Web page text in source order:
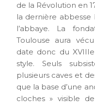
de la Révolution en
la dernière
l’abbaye. La
Toulouse aura
date donc du
style. Seuls
plusieurs caves et
que la base d’une
cloches » visible